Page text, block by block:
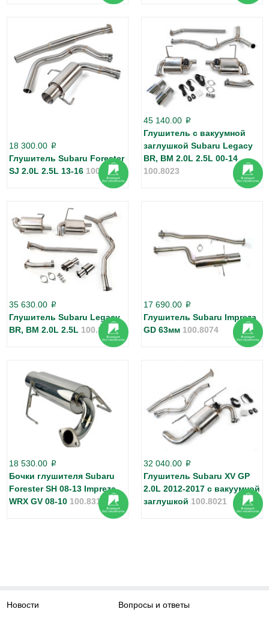
18 300.00 p
Глушитель Subaru Forester
SJ 2.0L 2.5L 13-16 100.8019
45 140.00 p
Глушитель с вакуумной
заглушкой Subaru Legacy
BR, BM 2.0L 2.5L 00-14
100.8023
35 630.00 p
Глушитель Subaru Legacy
BR, BM 2.0L 2.5L 100.8022
17 690.00 p
Глушитель Subaru Impreza
GD 63мм 100.8074
18 530.00 p
Бочки глушителя Subaru
Forester SH 08-13 Impreza
WRX GV 08-10 100.8315
32 040.00 p
Глушитель Subaru XV GP
2.0L 2012-2017 с вакуумной
заглушкой 100.8021
Новости
Вопросы и ответы